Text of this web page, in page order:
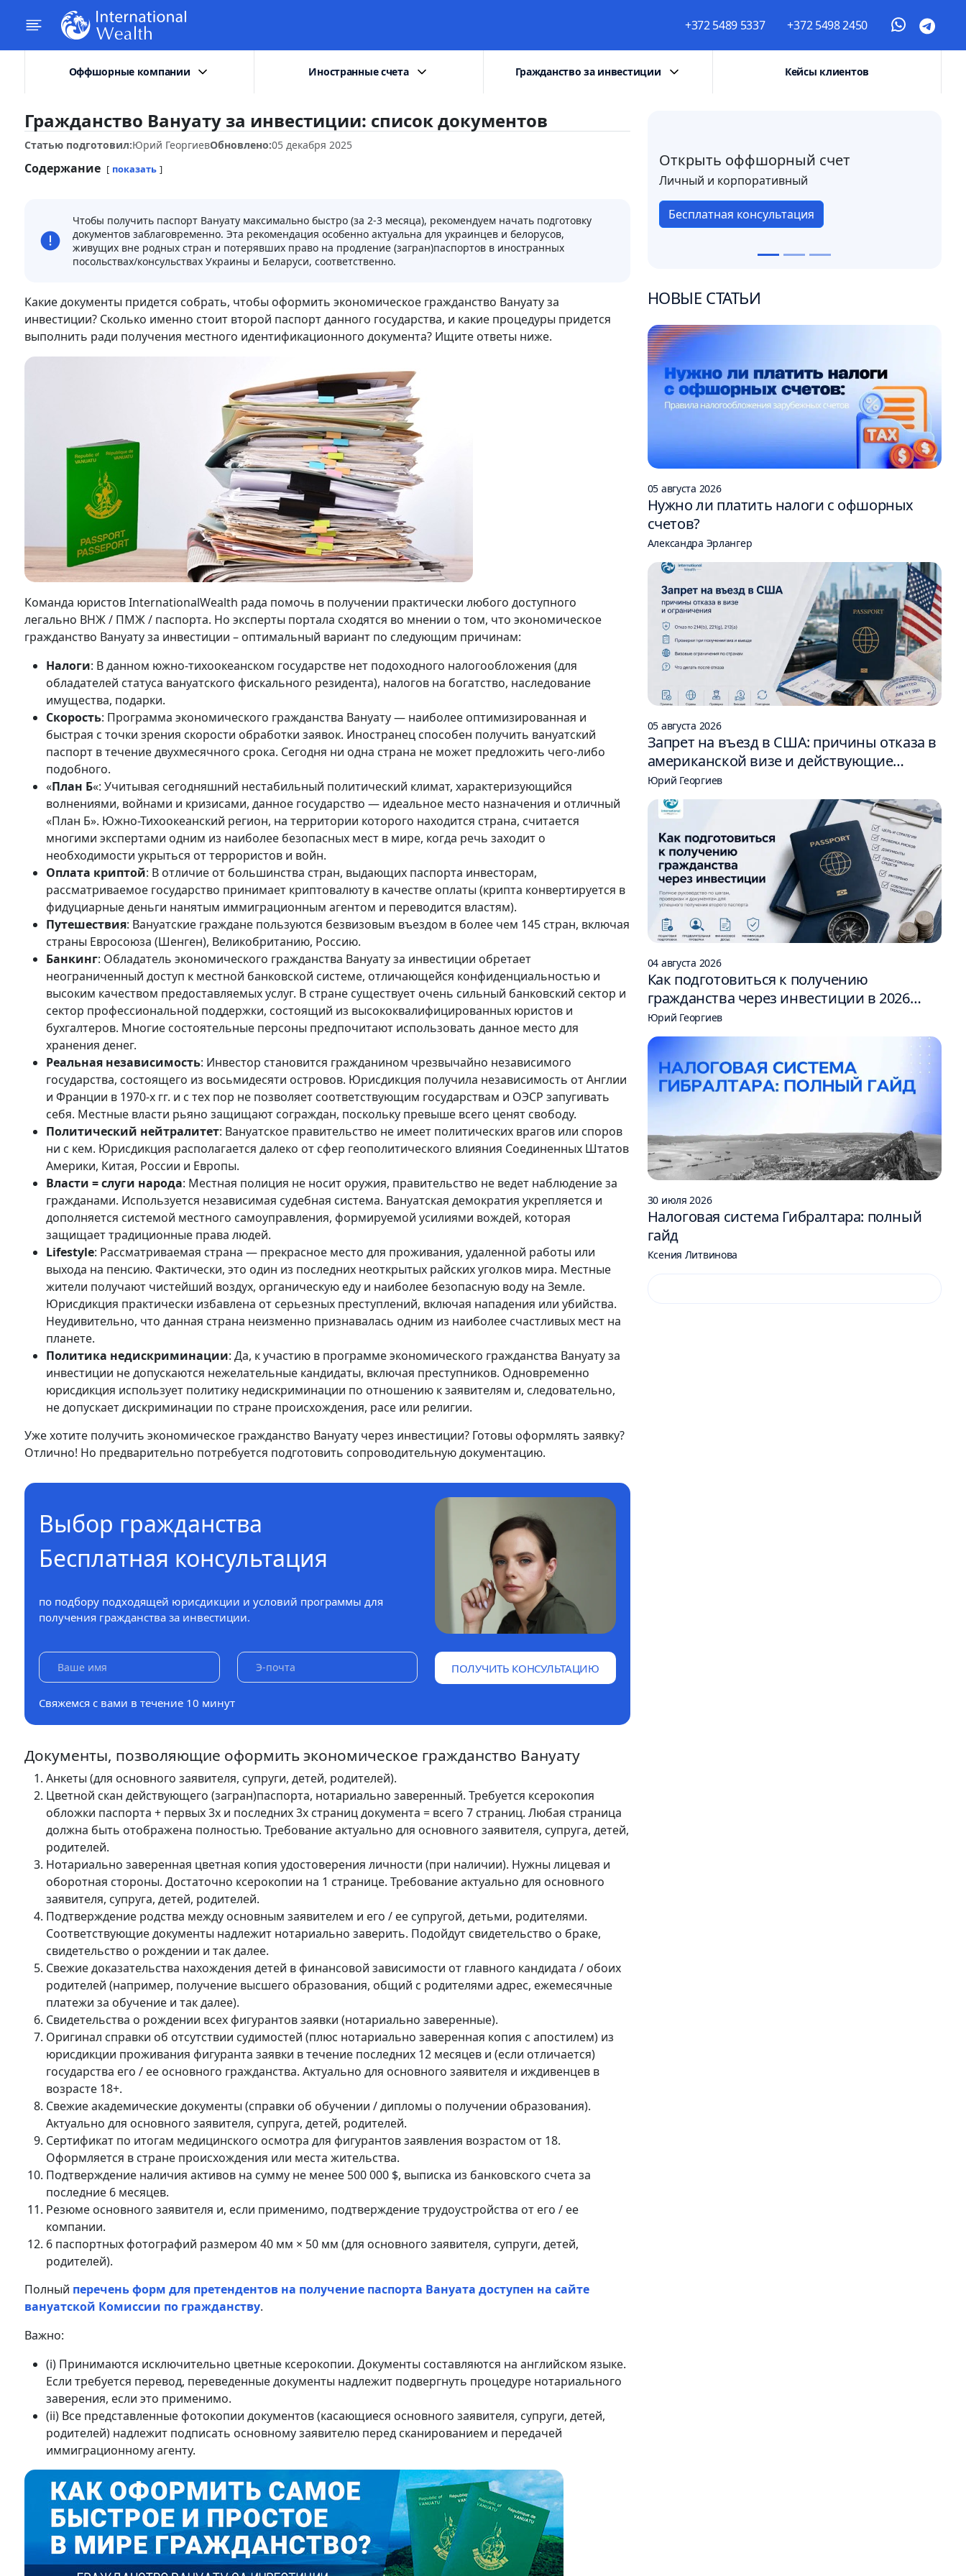
+372 5489 5337 +372 5498 2450
Оффшорные компании Иностранные счета Гражданство за инвестиции Кейсы клиентов
Гражданство Вануату за инвестиции: список документов
Статью подготовил:Юрий ГеоргиевОбновлено:05 декабря 2025
Содержание показать
Чтобы получить паспорт Вануату максимально быстро (за 2-3 месяца), рекомендуем начать подготовку
документов заблаговременно. Эта рекомендация особенно актуальна для украинцев и белорусов,
живущих вне родных стран и потерявших право на продление (загран)паспортов в иностранных
посольствах/консульствах Украины и Беларуси, соответственно.
Какие документы придется собрать, чтобы оформить экономическое гражданство Вануату за
инвестиции? Сколько именно стоит второй паспорт данного государства, и какие процедуры придется
выполнить ради получения местного идентификационного документа? Ищите ответы ниже.
Команда юристов InternationalWealth рада помочь в получении практически любого доступного
легально ВНЖ / ПМЖ / паспорта. Но эксперты портала сходятся во мнении о том, что экономическое
гражданство Вануату за инвестиции – оптимальный вариант по следующим причинам:
Налоги: В данном южно-тихоокеанском государстве нет подоходного налогообложения (для
обладателей статуса вануатского фискального резидента), налогов на богатство, наследование
имущества, подарки.
Скорость: Программа экономического гражданства Вануату — наиболее оптимизированная и
быстрая с точки зрения скорости обработки заявок. Иностранец способен получить вануатский
паспорт в течение двухмесячного срока. Сегодня ни одна страна не может предложить чего-либо
подобного.
«План Б«: Учитывая сегодняшний нестабильный политический климат, характеризующийся
волнениями, войнами и кризисами, данное государство — идеальное место назначения и отличный
«План Б». Южно-Тихоокеанский регион, на территории которого находится страна, считается
многими экспертами одним из наиболее безопасных мест в мире, когда речь заходит о
необходимости укрыться от террористов и войн.
Оплата криптой: В отличие от большинства стран, выдающих паспорта инвесторам,
рассматриваемое государство принимает криптовалюту в качестве оплаты (крипта конвертируется в
фидуциарные деньги нанятым иммиграционным агентом и переводится властям).
Путешествия: Вануатские граждане пользуются безвизовым въездом в более чем 145 стран, включая
страны Евросоюза (Шенген), Великобританию, Россию.
Банкинг: Обладатель экономического гражданства Вануату за инвестиции обретает
неограниченный доступ к местной банковской системе, отличающейся конфиденциальностью и
высоким качеством предоставляемых услуг. В стране существует очень сильный банковский сектор и
сектор профессиональной поддержки, состоящий из высококвалифицированных юристов и
бухгалтеров. Многие состоятельные персоны предпочитают использовать данное место для
хранения денег.
Реальная независимость: Инвестор становится гражданином чрезвычайно независимого
государства, состоящего из восьмидесяти островов. Юрисдикция получила независимость от Англии
и Франции в 1970-х гг. и с тех пор не позволяет соответствующим государствам и ОЭСР запугивать
себя. Местные власти рьяно защищают сограждан, поскольку превыше всего ценят свободу.
Политический нейтралитет: Вануатское правительство не имеет политических врагов или споров
ни с кем. Юрисдикция располагается далеко от сфер геополитического влияния Соединенных Штатов
Америки, Китая, России и Европы.
Власти = слуги народа: Местная полиция не носит оружия, правительство не ведет наблюдение за
гражданами. Используется независимая судебная система. Вануатская демократия укрепляется и
дополняется системой местного самоуправления, формируемой усилиями вождей, которая
защищает традиционные права людей.
Lifestyle: Рассматриваемая страна — прекрасное место для проживания, удаленной работы или
выхода на пенсию. Фактически, это один из последних неоткрытых райских уголков мира. Местные
жители получают чистейший воздух, органическую еду и наиболее безопасную воду на Земле.
Юрисдикция практически избавлена от серьезных преступлений, включая нападения или убийства.
Неудивительно, что данная страна неизменно признавалась одним из наиболее счастливых мест на
планете.
Политика недискриминации: Да, к участию в программе экономического гражданства Вануату за
инвестиции не допускаются нежелательные кандидаты, включая преступников. Одновременно
юрисдикция использует политику недискриминации по отношению к заявителям и, следовательно,
не допускает дискриминации по стране происхождения, расе или религии.
Уже хотите получить экономическое гражданство Вануату через инвестиции? Готовы оформлять заявку?
Отлично! Но предварительно потребуется подготовить сопроводительную документацию.
Выбор гражданства
Бесплатная консультация
по подбору подходящей юрисдикции и условий программы для
получения гражданства за инвестиции.
ПОЛУЧИТЬ КОНСУЛЬТАЦИЮ
Свяжемся с вами в течение 10 минут
Документы, позволяющие оформить экономическое гражданство Вануату
Анкеты (для основного заявителя, супруги, детей, родителей).
Цветной скан действующего (загран)паспорта, нотариально заверенный. Требуется ксерокопия
обложки паспорта + первых 3х и последних 3х страниц документа = всего 7 страниц. Любая страница
должна быть отображена полностью. Требование актуально для основного заявителя, супруга, детей,
родителей.
Нотариально заверенная цветная копия удостоверения личности (при наличии). Нужны лицевая и
оборотная стороны. Достаточно ксерокопии на 1 странице. Требование актуально для основного
заявителя, супруга, детей, родителей.
Подтверждение родства между основным заявителем и его / ее супругой, детьми, родителями.
Соответствующие документы надлежит нотариально заверить. Подойдут свидетельство о браке,
свидетельство о рождении и так далее.
Свежие доказательства нахождения детей в финансовой зависимости от главного кандидата / обоих
родителей (например, получение высшего образования, общий с родителями адрес, ежемесячные
платежи за обучение и так далее).
Свидетельства о рождении всех фигурантов заявки (нотариально заверенные).
Оригинал справки об отсутствии судимостей (плюс нотариально заверенная копия с апостилем) из
юрисдикции проживания фигуранта заявки в течение последних 12 месяцев и (если отличается)
государства его / ее основного гражданства. Актуально для основного заявителя и иждивенцев в
возрасте 18+.
Свежие академические документы (справки об обучении / дипломы о получении образования).
Актуально для основного заявителя, супруга, детей, родителей.
Сертификат по итогам медицинского осмотра для фигурантов заявления возрастом от 18.
Оформляется в стране происхождения или места жительства.
Подтверждение наличия активов на сумму не менее 500 000 $, выписка из банковского счета за
последние 6 месяцев.
Резюме основного заявителя и, если применимо, подтверждение трудоустройства от его / ее
компании.
6 паспортных фотографий размером 40 мм × 50 мм (для основного заявителя, супруги, детей,
родителей).
Полный перечень форм для претендентов на получение паспорта Вануата доступен на сайте
вануатской Комиссии по гражданству.
Важно:
(i) Принимаются исключительно цветные ксерокопии. Документы составляются на английском языке.
Если требуется перевод, переведенные документы надлежит подвергнуть процедуре нотариального
заверения, если это применимо.
(ii) Все представленные фотокопии документов (касающиеся основного заявителя, супруги, детей,
родителей) надлежит подписать основному заявителю перед сканированием и передачей
иммиграционному агенту.
Открыть оффшорный счет
Личный и корпоративный
Бесплатная консультация
НОВЫЕ СТАТЬИ
05 августа 2026
Нужно ли платить налоги с офшорных
счетов?
Александра Эрлангер
05 августа 2026
Запрет на въезд в США: причины отказа в
американской визе и действующие
ограничения
Юрий Георгиев
04 августа 2026
Как подготовиться к получению
гражданства через инвестиции в 2026
году: 6 шагов
Юрий Георгиев
30 июля 2026
Налоговая система Гибралтара: полный
гайд
Ксения Литвинова